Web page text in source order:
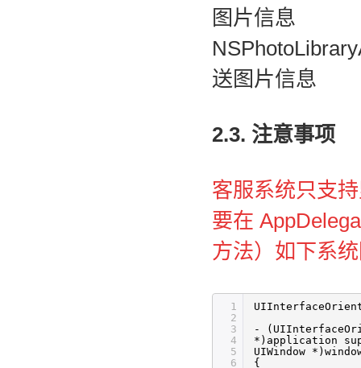
图片信息
送图片信息
2.3. 注意事项
客服系统只支
要在
方法）如下系
1
2
3
4
5
6
-
*)application
UIWindow
{